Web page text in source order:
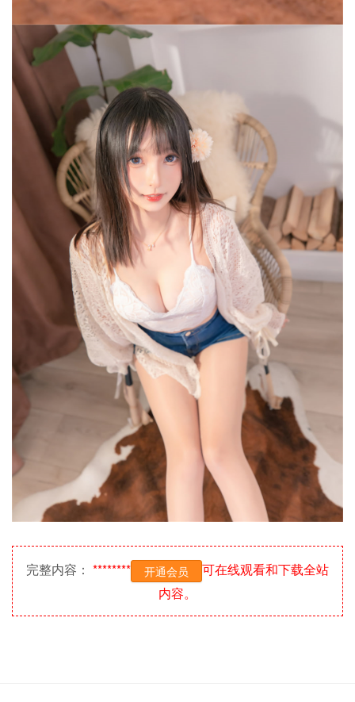
完整内容： ******** 开通会员
可在线观看和下载全站
内容。